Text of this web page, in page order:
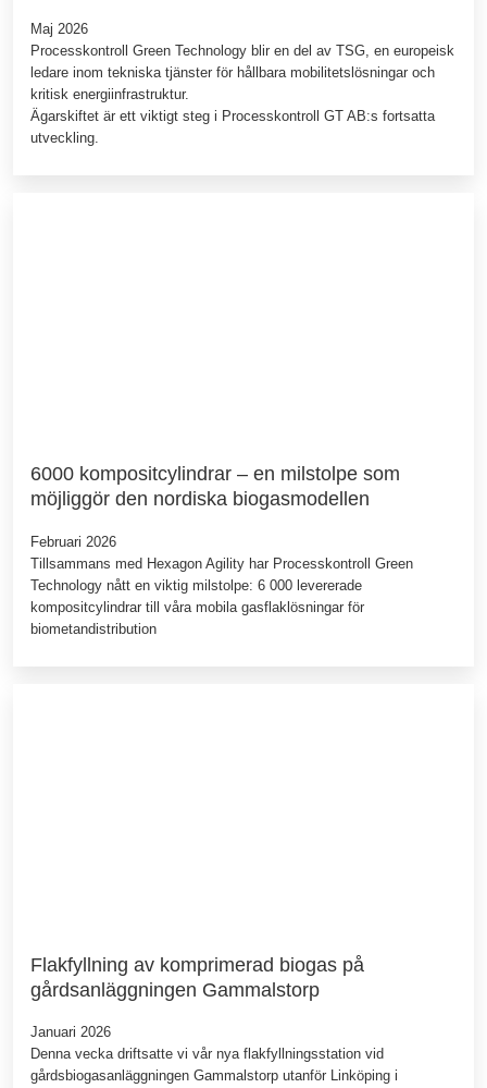
Maj 2026
Processkontroll Green Technology blir en del av TSG, en europeisk
ledare inom tekniska tjänster för hållbara mobilitetslösningar och
kritisk energiinfrastruktur.
Ägarskiftet är ett viktigt steg i Processkontroll GT AB:s fortsatta
utveckling.
6000 kompositcylindrar – en milstolpe som
möjliggör den nordiska biogasmodellen
Februari 2026
Tillsammans med Hexagon Agility har Processkontroll Green
Technology nått en viktig milstolpe: 6 000 levererade
kompositcylindrar till våra mobila gasflaklösningar för
biometandistribution
Flakfyllning av komprimerad biogas på
gårdsanläggningen Gammalstorp
Januari 2026
Denna vecka driftsatte vi vår nya flakfyllningsstation vid
gårdsbiogasanläggningen Gammalstorp utanför Linköping i